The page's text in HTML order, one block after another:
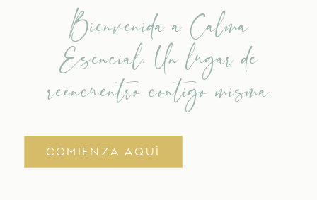
Bienvenida a Calma
Esencial. Un lugar de
reencuentro contigo misma
COMIENZA AQUÍ